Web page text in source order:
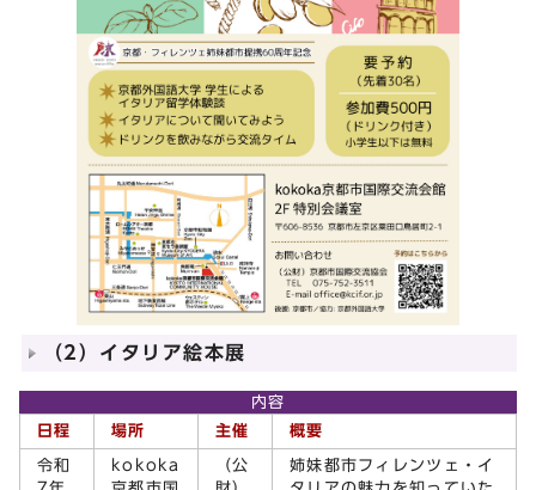
（2）イタリア絵本展
内容
日程
場所 主催 概要
令和
kokoka
（公
姉妹都市フィレンツェ・イ